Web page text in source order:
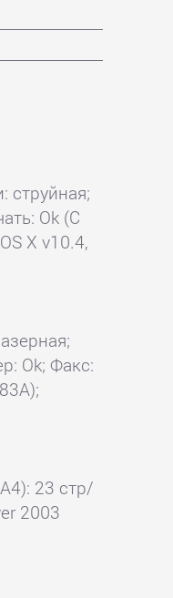
струйная;
Ok (С
X v10.4,
Ok; Факс:
23 стр/
2003